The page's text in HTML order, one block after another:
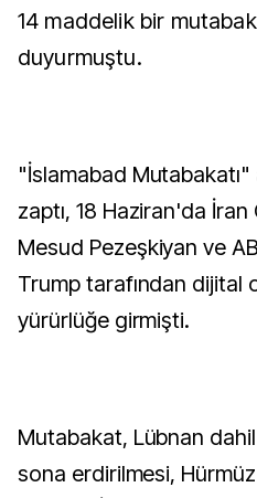
14 maddelik bir
duyurmuştu.
"İslamabad
zaptı, 18 Haziran'da İran
Mesud Pezeşkiyan ve
Trump tarafından dijital
yürürlüğe girmişti.
Mutabakat, Lübnan
sona erdirilmesi, Hürmüz